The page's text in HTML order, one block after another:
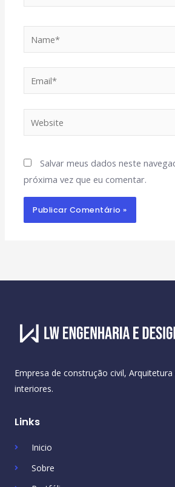
Salvar meus dados neste
próxima vez que eu comentar.
Empresa de construção civil, Arquitetura
interiores.
Links
Inicio
Sobre